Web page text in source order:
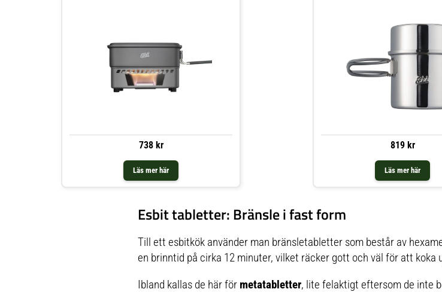
738 kr
Läs mer här
819 kr
Läs mer här
Esbit tabletter: Bränsle i fast form
Till ett esbitkök använder man bränsletabletter som består av
en brinntid på cirka 12 minuter, vilket räcker gott och väl för att koka
Ibland kallas de här för metatabletter, lite felaktigt eftersom de inte